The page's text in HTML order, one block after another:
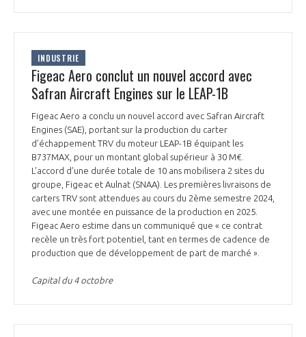
INDUSTRIE
Figeac Aero conclut un nouvel accord avec
Safran Aircraft Engines sur le LEAP-1B
Figeac Aero a conclu un nouvel accord avec Safran Aircraft
Engines (SAE), portant sur la production du carter
d’échappement TRV du moteur LEAP-1B équipant les
B737MAX, pour un montant global supérieur à 30 M€.
L’accord d’une durée totale de 10 ans mobilisera 2 sites du
groupe, Figeac et Aulnat (SNAA). Les premières livraisons de
carters TRV sont attendues au cours du 2ème semestre 2024,
avec une montée en puissance de la production en 2025.
Figeac Aero estime dans un communiqué que « ce contrat
recèle un très fort potentiel, tant en termes de cadence de
production que de développement de part de marché ».
Capital du 4 octobre